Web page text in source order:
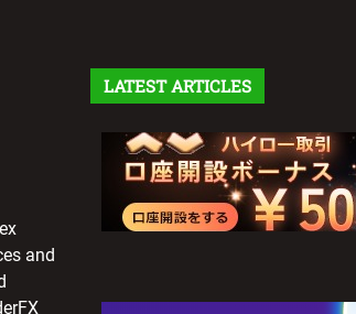
and
LATEST ARTICLES
【theoption】
に仮想通貨入金
ャンペーン
1月 27, 2026